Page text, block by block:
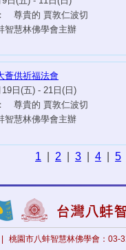
尊貴的 賈敦仁波切
智慧林佛學會主辦
薈供祈福法會
日(五) - 21日(日)
尊貴的 賈敦仁波切
智慧林佛學會主辦
1 2 3 4 5
桃園市八蚌智慧林佛學會：03-